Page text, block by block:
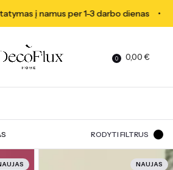
į namus per 1-3 darbo dienas
0 0,00€
RODYTI FILTRUS
NAUJAS